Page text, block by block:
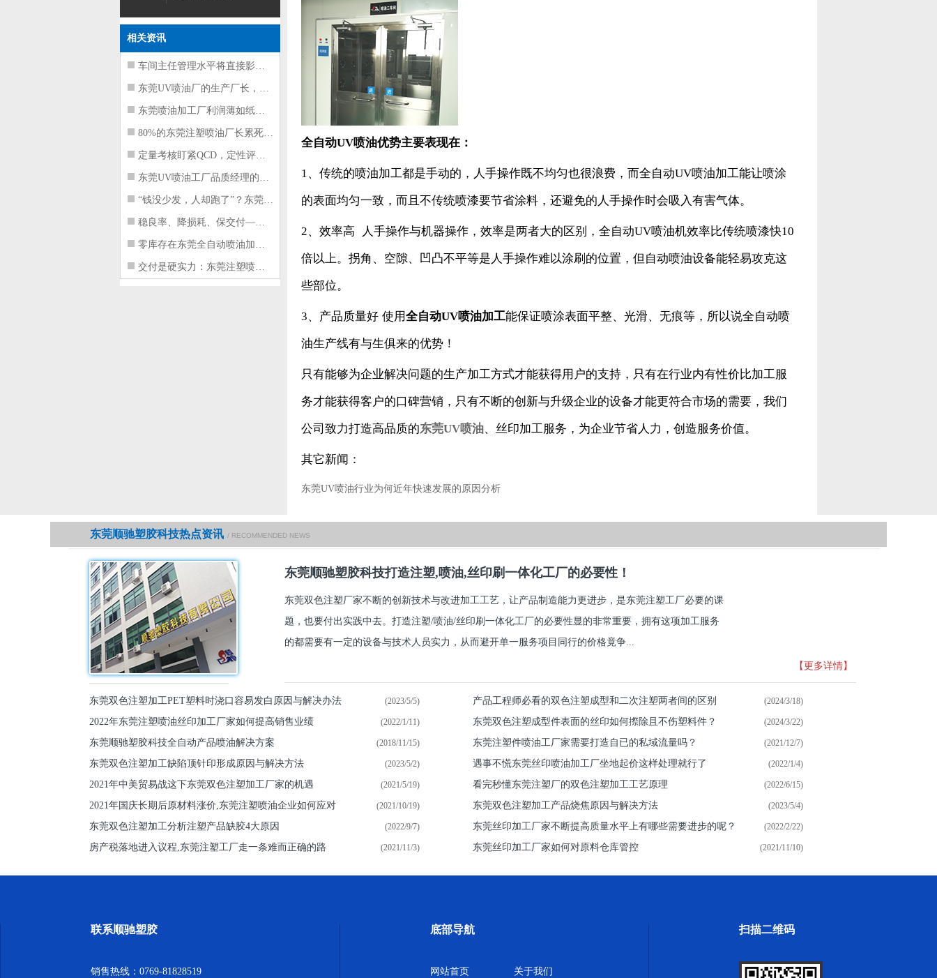
相关资讯
车间主任管理水平将直接影响东莞注塑件
东莞UV喷油厂的生产厂长，到底在给工
东莞喷油加工厂利润薄如纸？这四项基本
80%的东莞注塑喷油厂长累死累活，利
定量考核盯紧QCD，定性评价看好配合
东莞UV喷油工厂品质经理的四项核心管
“钱没少发，人却跑了”？东莞注塑喷油
稳良率、降损耗、保交付——东莞这家U
零库存在东莞全自动喷油加工厂不可行的
交付是硬实力：东莞注塑喷油厂如何用齐
全自动UV喷油优势主要表现在：
1、传统的喷油加工都是手动的，人手操作既不均匀也很浪费，而全自动UV喷油加工能让喷涂
的表面均匀一致，而且不传统喷漆要节省涂料，还避免的人手操作时会吸入有害气体。
2、 效率高 人手操作与机器操作，效率是两者大的区别，全自动UV喷油机效率比传统喷漆快10
倍以上。拐角、空隙、凹凸不平等是人手操作难以涂刷的位置，但自动喷油设备能轻易攻克这
些部位。
3、 产品质量好 使用全自动UV喷油加工能保证喷涂表面平整、光滑、无痕等，所以说全自动喷
油生产线有与生俱来的优势！
只有能够为企业解决问题的生产加工方式才能获得用户的支持，只有在行业内有性价比加工服
务才能获得客户的口碑营销，只有不断的创新与升级企业的设备才能更符合市场的需要，我们
公司致力打造高品质的东莞UV喷油、丝印加工服务，为企业节省人力，创造服务价值。
其它新闻：
东莞UV喷油行业为何近年快速发展的原因分析
东莞顺驰塑胶科技热点资讯 / RECOMMENDED NEWS
东莞顺驰塑胶科技打造注塑,喷油,丝印刷一体化工厂的必要性！
东莞双色注塑厂家不断的创新技术与改进加工工艺，让产品制造能力更进步，是东莞注塑工厂必要的课
题，也要付出实践中去。打造注塑/喷油/丝印刷一体化工厂的必要性显的非常重要，拥有这项加工服务
的都需要有一定的设备与技术人员实力，从而避开单一服务项目同行的价格竟争...
【更多详情】
(2023/5/5)
东莞双色注塑加工PET塑料时浇口容易发白原因与解决办法 (2024/3/18)
产品工程师必看的双色注塑成型和二次注塑两者间的区别
(2022/1/11)
2022年东莞注塑喷油丝印加工厂家如何提高销售业绩 (2024/3/22)
东莞双色注塑成型件表面的丝印如何摖除且不伤塑料件？
(2018/11/15)
东莞顺驰塑胶科技全自动产品喷油解决方案 (2021/12/7)
东莞注塑件喷油​工厂家需要打造自已的私域流量吗？
(2023/5/2)
东莞双色注塑加工缺陷顶针印形成原因与解决方法 (2022/1/4)
遇事不慌东莞丝印喷油加工厂坐地起价这样处理就行了
(2021/5/19)
2021年中美贸易战这下东莞双色注塑加工厂家的机遇 (2022/6/15)
看完秒懂东莞注塑厂的双色注塑加工工艺原理
(2021/10/19)
2021年国庆长期后原材料涨价,东莞注塑喷油企业如何应对 (2023/5/4)
东莞双色注塑加工产品烧焦原因与解决方法
(2022/9/7)
东莞双色注塑加工分析注塑产品缺胶4大原因 (2022/2/22)
东莞丝印加工厂家不断提高质量水平上有哪些需要进步的呢？
(2021/11/3)
房产税落地进入议程,东莞注塑工厂走一条难而正确的路 (2021/11/10)
东莞丝印加工厂家如何对原料仓库管控
联系顺驰塑胶
销售热线：0769-81828519
底部导航
网站首页 关于我们
扫描二维码